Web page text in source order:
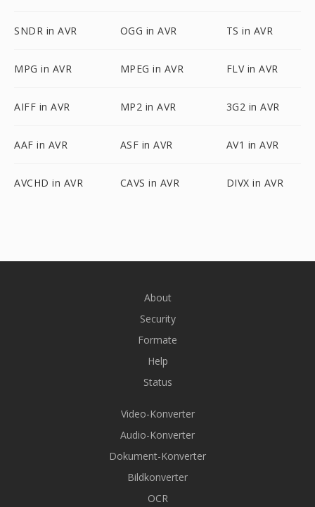
SNDR in AVR OGG in AVR TS in AVR
MPG in AVR MPEG in AVR FLV in AVR
AIFF in AVR MP2 in AVR 3G2 in AVR
AAF in AVR ASF in AVR AV1 in AVR
AVCHD in AVR CAVS in AVR DIVX in AVR
About
Security
Formate
Help
Status
Video-Konverter
Audio-Konverter
Dokument-Konverter
Bildkonverter
OCR